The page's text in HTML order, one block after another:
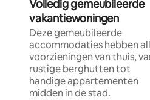
Volledig gemeubileerde
vakantiewoningen
Deze gemeubileerde
accommodaties hebben
voorzieningen van thuis,
rustige berghutten tot
handige appartementen
midden in de stad.